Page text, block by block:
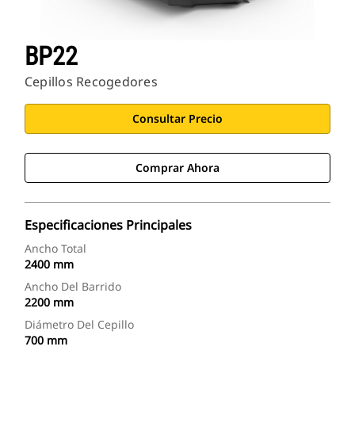
BP22
Cepillos Recogedores
Consultar Precio
Comprar Ahora
Especificaciones Principales
Ancho Total
2400 mm
Ancho Del Barrido
2200 mm
Diámetro Del Cepillo
700 mm